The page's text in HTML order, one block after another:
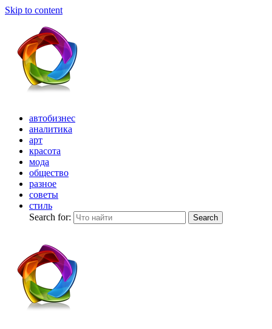
Skip to content
автобизнес
аналитика
арт
красота
мода
общество
разное
советы
стиль
Search for:
Search